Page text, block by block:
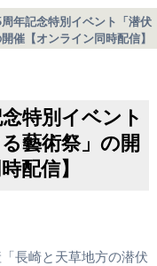
年記念特別イベント「潜伏
催【オンライン同時配信】
特別イベント
藝術祭」の開
配信】
長崎と天草地方の潜伏